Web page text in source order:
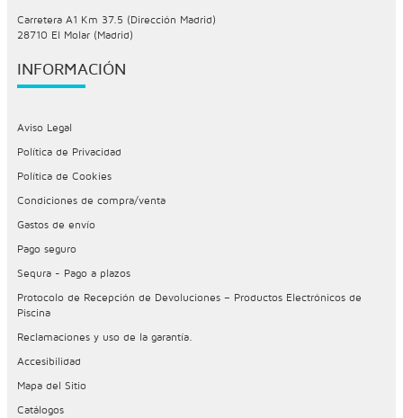
Carretera A1 Km 37.5 (Dirección Madrid)
28710 El Molar (Madrid)
INFORMACIÓN
Aviso Legal
Política de Privacidad
Política de Cookies
Condiciones de compra/venta
Gastos de envío
Pago seguro
Sequra - Pago a plazos
Protocolo de Recepción de Devoluciones – Productos Electrónicos de
Piscina
Reclamaciones y uso de la garantía.
Accesibilidad
Mapa del Sitio
Catálogos